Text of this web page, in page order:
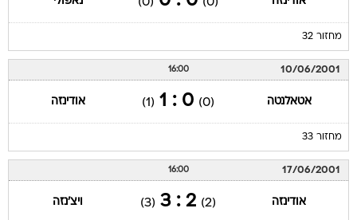
10/06/2001
אטאלנטה (0)
0 : 1
(1) אודינזה
17/06/2001
אודינזה (2)
2 : 3
(3) ויצ'נזה